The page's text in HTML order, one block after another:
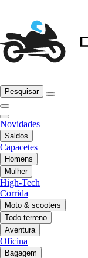
Pesquisar
Novidades
Saldos
Capacetes
Homens
Mulher
High-Tech
Corrida
Moto & scooters
Todo-terreno
Aventura
Oficina
Bagagem